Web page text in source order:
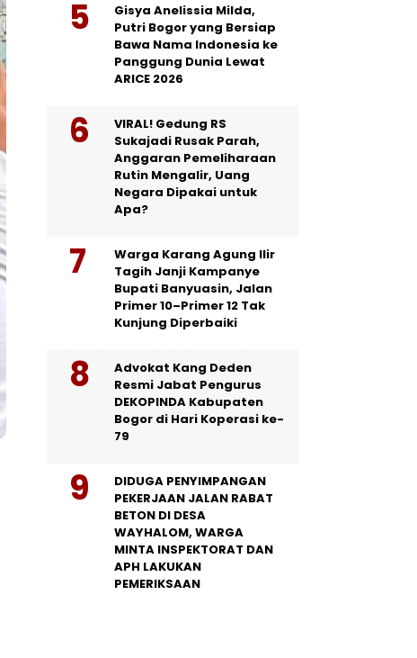
Gisya Anelissia Milda,
Putri Bogor yang Bersiap
Bawa Nama Indonesia ke
Panggung Dunia Lewat
ARICE 2026
VIRAL! Gedung RS
Sukajadi Rusak Parah,
Anggaran Pemeliharaan
Rutin Mengalir, Uang
Negara Dipakai untuk
Apa?
Warga Karang Agung Ilir
Tagih Janji Kampanye
Bupati Banyuasin, Jalan
Primer 10–Primer 12 Tak
Kunjung Diperbaiki
Advokat Kang Deden
Resmi Jabat Pengurus
DEKOPINDA Kabupaten
Bogor di Hari Koperasi ke-
79
DIDUGA PENYIMPANGAN
PEKERJAAN JALAN RABAT
BETON DI DESA
WAYHALOM, WARGA
MINTA INSPEKTORAT DAN
APH LAKUKAN
PEMERIKSAAN